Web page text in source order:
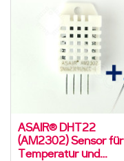
ASAIR® DHT22
(AM2302) Sensor für
Temperatur und